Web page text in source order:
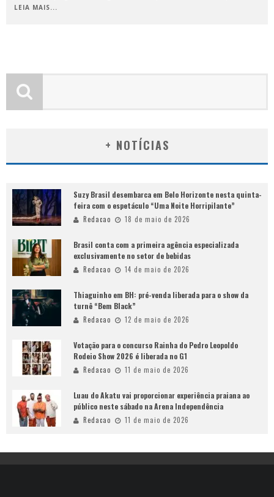
LEIA MAIS...
+ NOTÍCIAS
Suzy Brasil desembarca em Belo Horizonte nesta quinta-
feira com o espetáculo “Uma Noite Horripilante”
Redacao 18 de maio de 2026
Brasil conta com a primeira agência especializada
exclusivamente no setor de bebidas
Redacao 14 de maio de 2026
Thiaguinho em BH: pré-venda liberada para o show da
turnê “Bem Black”
Redacao 12 de maio de 2026
Votação para o concurso Rainha do Pedro Leopoldo
Rodeio Show 2026 é liberada no G1
Redacao 11 de maio de 2026
Luau do Akatu vai proporcionar experiência praiana ao
público neste sábado na Arena Independência
Redacao 11 de maio de 2026